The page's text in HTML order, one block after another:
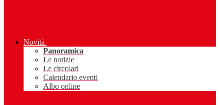
Novità
Panoramica
Le notizie
Le circolari
Calendario eventi
Albo online